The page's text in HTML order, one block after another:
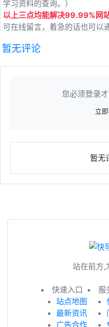
学习资料的查询。）
以上三点均能解决99.99%网
可在线留言，着急的话也可以
暂无评论
您必须登录才
立
暂无
站在前方,
快速入口
站点地图
最新资讯
广告合作
服